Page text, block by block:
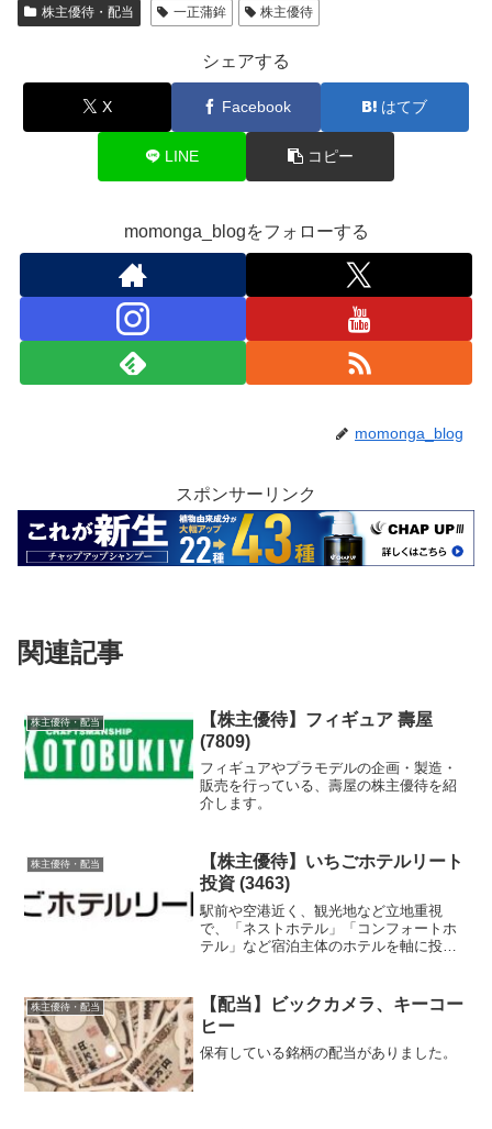
株主優待・配当 一正蒲鉾 株主優待
シェアする
X Facebook はてブ
LINE コピー
momonga_blogをフォローする
momonga_blog
スポンサーリンク
関連記事
株主優待・配当
【株主優待】フィギュア 壽屋
(7809)
フィギュアやプラモデルの企画・製造・
販売を行っている、壽屋の株主優待を紹
介します。
株主優待・配当
【株主優待】いちごホテルリート
投資 (3463)
駅前や空港近く、観光地など立地重視
で、「ネストホテル」「コンフォートホ
テル」など宿泊主体のホテルを軸に投資
株主優待・配当
【配当】ビックカメラ、キーコー
ヒー
保有している銘柄の配当がありました。